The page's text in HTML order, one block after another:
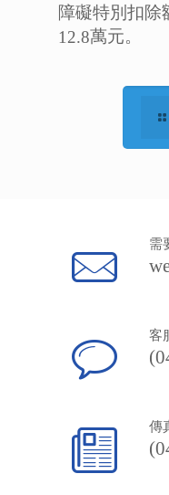
障礙特別扣除
12.8萬元。
需
客
傳